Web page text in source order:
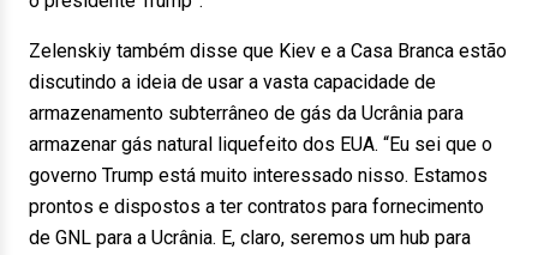
Zelenskiy também disse que Kiev e a Casa Branca estão
discutindo a ideia de usar a vasta capacidade de
armazenamento subterrâneo de gás da Ucrânia para
armazenar gás natural liquefeito dos EUA. “Eu sei que o
governo Trump está muito interessado nisso. Estamos
prontos e dispostos a ter contratos para fornecimento
de GNL para a Ucrânia. E, claro, seremos um hub para